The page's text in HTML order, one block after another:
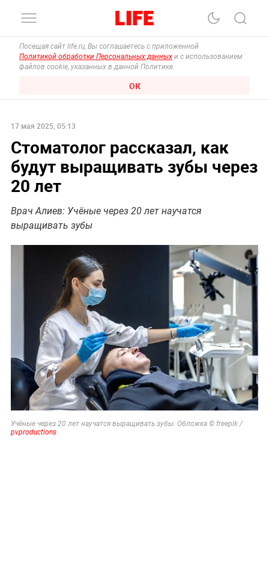
Посещая сайт life.ru, Вы соглашаетесь с приложенной
Политикой обработки Персональных данных и с использованием
файлов cookie, указанных в данной Политике.
ОК
17 мая 2025, 05:13
Стоматолог рассказал, как
будут выращивать зубы через
20 лет
Врач Алиев: Учёные через 20 лет научатся
выращивать зубы
Учёные через 20 лет научатся выращивать зубы. Обложка © freepik /
pvproductions